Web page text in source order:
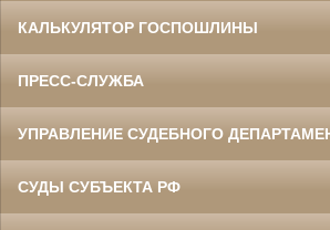
КАЛЬКУЛЯТОР ГОСПОШЛИНЫ
ПРЕСС-СЛУЖБА
УПРАВЛЕНИЕ СУДЕБНОГО
СУДЫ СУБЪЕКТА РФ